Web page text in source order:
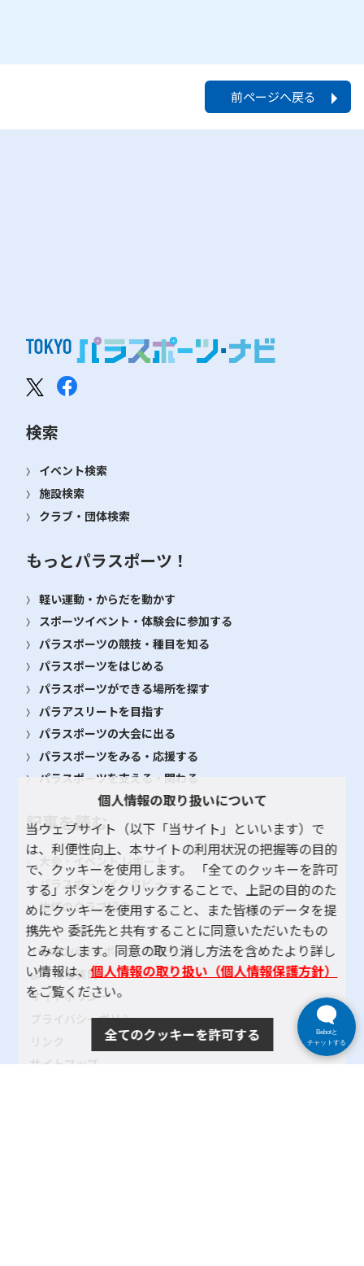
前ページへ戻る
検索
イベント検索
施設検索
クラブ・団体検索
もっとパラスポーツ！
軽い運動・からだを動かす
スポーツイベント・体験会に参加する
パラスポーツの競技・種目を知る
パラスポーツをはじめる
パラスポーツができる場所を探す
パラアスリートを目指す
パラスポーツの大会に出る
パラスポーツをみる・応援する
パラスポーツを支える・関わる
記事を読む
大会・イベント レポート
パラスポーツインタビュー
地域のクラブ紹介
TOKYOパラスポーツ・ナビとは
よくある質問
サイトポリシー
プライバシーポリシー
サイトマップ
個人情報の取り扱いについて
当ウェブサイト（以下「当サイト」といいます）で
は、利便性向上、本サイトの利用状況の把握等の目的
で、クッキーを使用します。 「全てのクッキーを許可
する」ボタンをクリックすることで、上記の目的のた
めにクッキーを使用すること、また皆様のデータを提
携先や 委託先と共有することに同意いただいたもの
とみなします。同意の取り消し方法を含めたより詳し
い情報は、個人情報の取り扱い（個人情報保護方針）
をご覧ください。
全てのクッキーを許可する
Bebotと
チャットする